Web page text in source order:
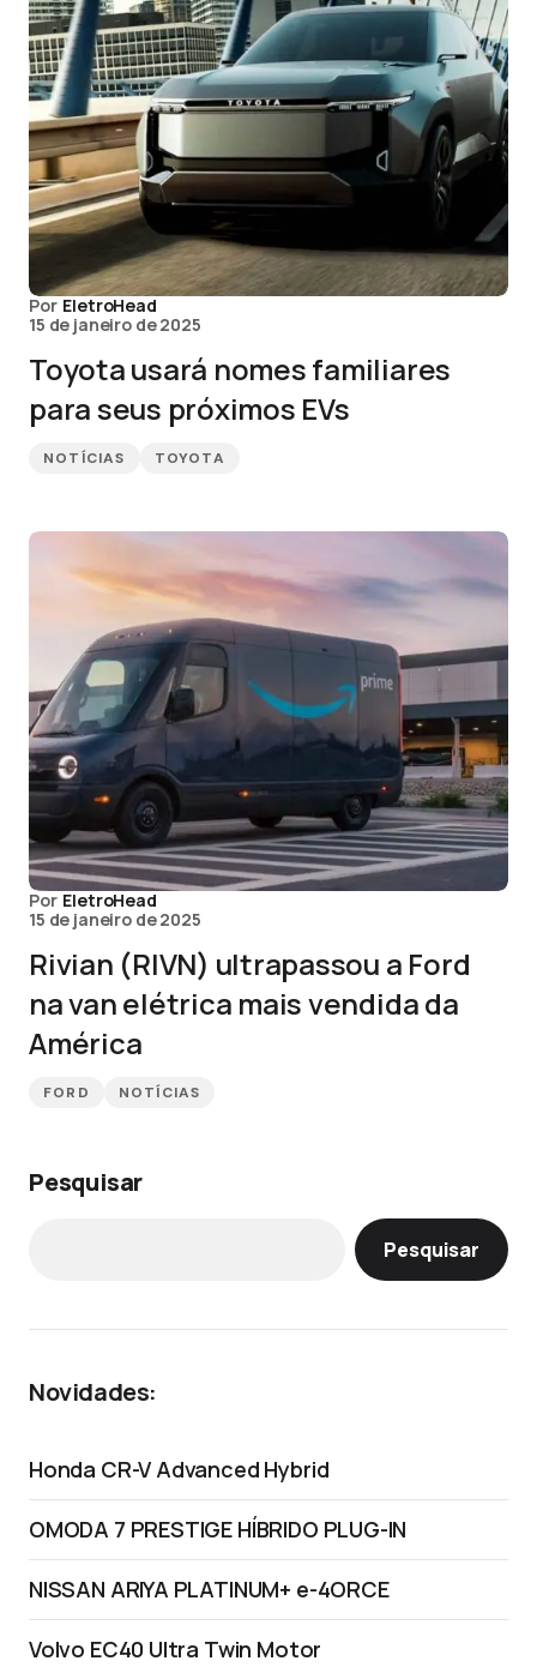
Por EletroHead
15 de janeiro de 2025
Toyota usará nomes familiares
para seus próximos EVs
NOTÍCIAS TOYOTA
Por EletroHead
15 de janeiro de 2025
Rivian (RIVN) ultrapassou a Ford
na van elétrica mais vendida da
América
FORD NOTÍCIAS
Pesquisar
Pesquisar
Novidades:
Honda CR-V Advanced Hybrid
OMODA 7 PRESTIGE HÍBRIDO PLUG-IN
NISSAN ARIYA PLATINUM+ e-4ORCE
Volvo EC40 Ultra Twin Motor